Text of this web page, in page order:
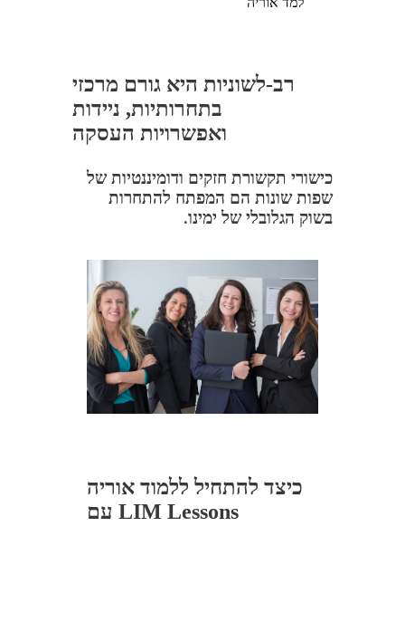
רב-לשוניות היא גורם מרכזי
בתחרותיות, ניידות
ואפשרויות העסקה
כישורי תקשורת חזקים ודומיננטיות של
שפות שונות הם המפתח להתחרות
בשוק הגלובלי של ימינו.
כיצד להתחיל ללמוד אוריה
עם LIM Lessons